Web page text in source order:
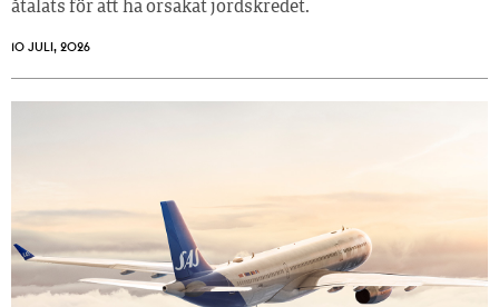
åtalats för att ha orsakat jordskredet.
10 JULI, 2026